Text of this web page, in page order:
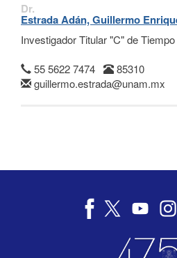
Dr.
Estrada Adán, Guillermo
Investigador Titular "C" de
55 5622 7474
85310
guillermo.estrada@unam.mx